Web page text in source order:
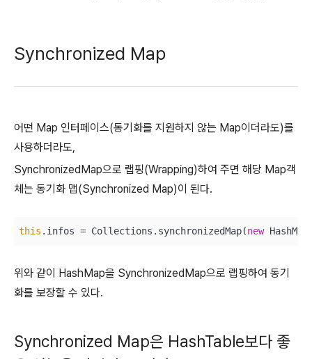
Synchronized Map
어떤 Map 인터페이스(동기화를 지원하지 않는 Map이더라도)를
사용하더라도,
SynchronizedMap으로 랩핑(Wrapping)하여 주면 해당 Map객
체는 동기화 맵(Synchronized Map)이 된다.
this .infos = Collections.synchronizedMap(new
위와 같이 HashMap을 SynchronizedMap으로 랩핑하여 동기
화를 보장할 수 있다.
Synchronized Map은 HashTable보다 좋